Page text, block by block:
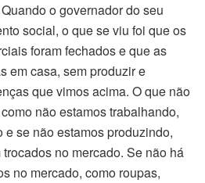
o governador do seu
social, o que se viu foi que os
foram fechados e que as
em casa, sem produzir e
que vimos acima. O que não
não estamos trabalhando,
se não estamos produzindo,
no mercado. Se não há
no mercado, como roupas,